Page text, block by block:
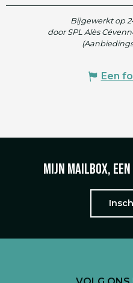
Bijgewerkt op
door SPL Alès
Een
Mijn mailbox,